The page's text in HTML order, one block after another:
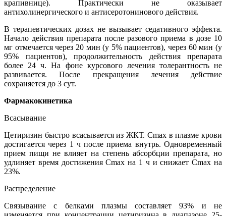
крапивнице). Практически не оказывает
антихолинергического и антисеротонинового действия.
В терапевтических дозах не вызывает седативного эффекта.
Начало действия препарата после разового приема в дозе 10
мг отмечается через 20 мин (у 5% пациентов), через 60 мин (у
95% пациентов), продолжительность действия препарата
более 24 ч. На фоне курсового лечения толерантность не
развивается. После прекращения лечения действие
сохраняется до 3 сут.
Фармакокинетика
Всасывание
Цетиризин быстро всасывается из ЖКТ. Cmax в плазме крови
достигается через 1 ч после приема внутрь. Одновременный
прием пищи не влияет на степень абсорбции препарата, но
удлиняет время достижения Cmax на 1 ч и снижает Cmax на
23%.
Распределение
Связывание с белками плазмы составляет 93% и не